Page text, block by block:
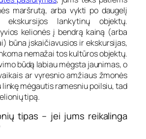
maršrutą, arba vykti po daugelį
lankytinų objektų.
kelionės į bendrą kainą (arba
būna įskaičiavusios ir ekskursijas,
nemažai tos kultūros objektų.
būdą labiau mėgsta jaunimas, o
ar vyresnio amžiaus žmonės
mėgautis ramesniu poilsiu, tad
tipą.
tipas – jei jums reikalinga